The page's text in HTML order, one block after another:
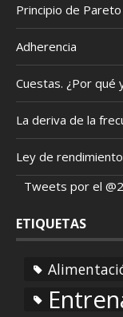
Principio de
Adherencia
Cuestas. ¿Por qué
La deriva de la
Ley de
Tweets por el
ETIQUETAS